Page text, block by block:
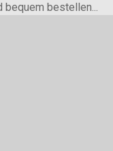
bequem bestellen...